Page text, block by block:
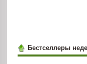
Бестселлеры